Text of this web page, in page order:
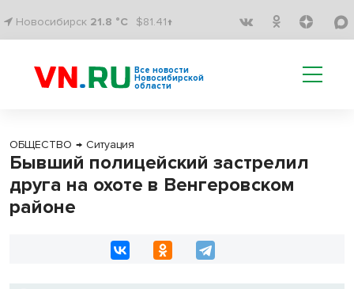
Новосибирск 21.8 °C $81.41↑
Все новости
Новосибирской
области
ОБЩЕСТВО → Ситуация
Бывший полицейский застрелил
друга на охоте в Венгеровском
районе